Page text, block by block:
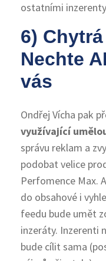
ostatními
6)
Nechte
vás
Ondřej Vícha pak
využívající
správu reklam a
podobat velice
Perfomence Max.
do obsahové i
feedu bude umět
inzeráty. Inzerenti
bude cílit sama